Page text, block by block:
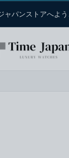
ャパンストアへよ